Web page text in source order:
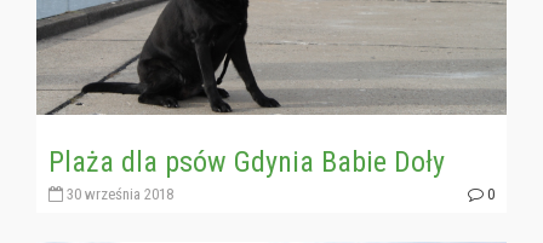
Plaża dla psów Gdynia Babie Doły
30 września 2018 0